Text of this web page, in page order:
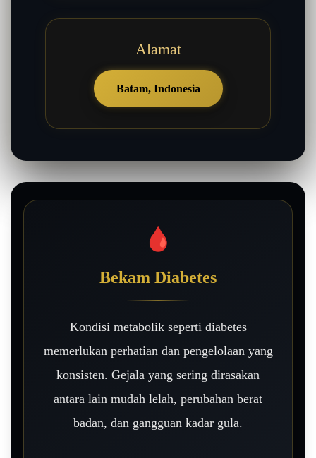
Alamat
Batam, Indonesia
🩸
Bekam Diabetes
Kondisi metabolik seperti diabetes
memerlukan perhatian dan pengelolaan yang
konsisten. Gejala yang sering dirasakan
antara lain mudah lelah, perubahan berat
badan, dan gangguan kadar gula.